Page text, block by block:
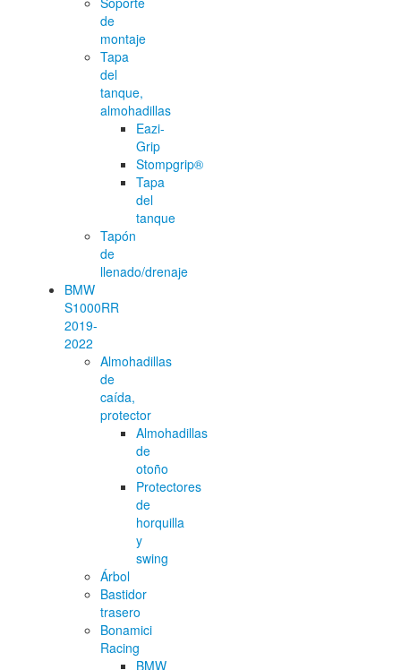
de
montaje
Tapa
del
tanque,
almohadillas
Eazi-
Grip
Stompgrip®
Tapa
del
tanque
Tapón
de
llenado/drenaje
BMW
S1000RR
2019-
2022
Almohadillas
de
caída,
protector
Almohadillas
de
otoño
Protectores
de
horquilla
y
swing
Árbol
Bastidor
trasero
Bonamici
Racing
BMW